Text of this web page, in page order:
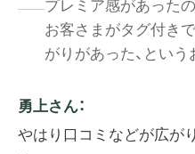
プレミア感があった
お客さまがタグ付き
がりがあった、という
勇上さん：
やはり口コミなどが広が